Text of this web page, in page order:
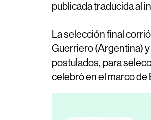
publicada traducida al
La selección final
Guerriero (Argentina)
postulados, para
celebró en el marco de